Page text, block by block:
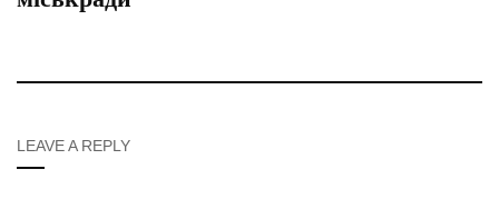
LEAVE A REPLY